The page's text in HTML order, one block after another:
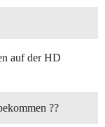
auf der HD
??